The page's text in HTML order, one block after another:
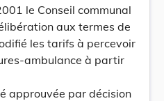
le Conseil communal
aux termes de
les tarifs à percevoir
ambulance à partir
approuvée par décision